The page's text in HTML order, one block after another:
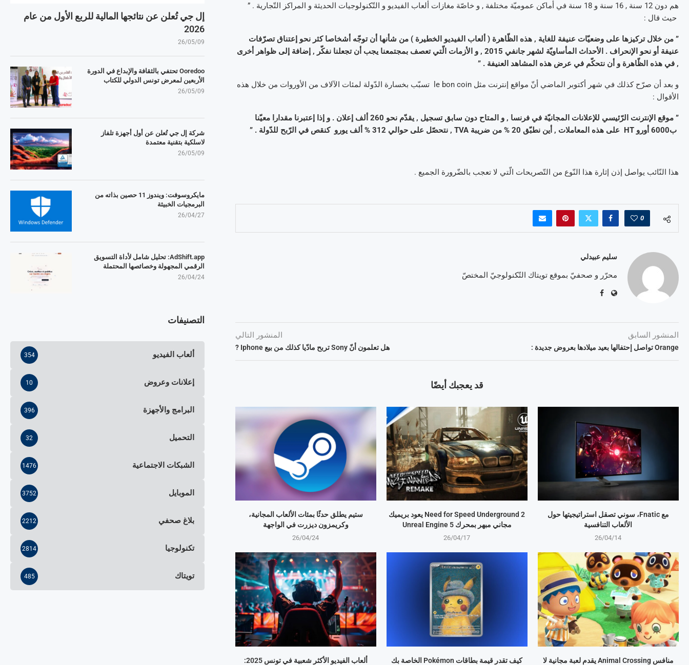
هم دون 12 سنة , 16 سنة و 18 سنة في أماكن عموميّة مختلفة , و خاصّة مغازات ألعاب الفيديو و التّكنولوجيات الحديثة و المراكز التّجارية . ”
حيث قال :
” من خلال تركيزها على وضعيّات عنيفة للغاية , هذه الظّاهرة ( ألعاب الفيديو الخطيرة ) من شأنها أن توجّه أشخاصا كثر نحو إعتناق تصرّفات
عنيفة أو نحو الإنحراف . الأحداث المأساويّة لشهر جانفي 2015 , و الأزمات الّتي تعصف بمجتمعنا يجب أن تجعلنا نفكّر , إضافة إلى ظواهر أخرى
, في هذه الظّاهرة و أن نتحكّم في عرض هذه المشاهد العنيفة . ”
و بعد أن صرّح كذلك في شهر أكتوبر الماضي أنّ مواقع إنترنت مثل le bon coin تسبّب بخسارة الدّولة لمئات الآلاف من الأوروات من خلال هذه
الأقوال :
” موقع الإنترنت الرّئيسي للإعلانات المجانيّة في فرنسا , و المتاح دون سابق تسجيل , يقدّم نحو 260 ألف إعلان . و إذا إعتبرنا مقدارا معيّنا
ب6000 أورو HT على هذه المعاملات , أين نطبّق 20 % من ضريبة TVA , نتحصّل على حوالي 312 % ألف يورو كنقص في الرّبح للدّولة . ”
هذا النّائب يواصل إذن إثارة هذا النّوع من التّصريحات الّتي لا تعجب بالضّرورة الجميع .
0
سليم عبيدلي
محرّر و صحفيّ بموقع تويتاك التّكنولوجيّ المختصّ
المنشور السابق
Orange تواصل إحتفالها بعيد ميلادها بعروض جديدة :
المنشور التالي
هل تعلمون أنّ Sony تربح مادّيا كذلك من بيع Iphone ?
قد يعجبك أيضًا
ستيم يطلق حدثًا بمئات الألعاب المجانية،
وكريمزون ديزرت في الواجهة
26/04/24
Need for Speed Underground 2 يعود بريميك
مجاني مبهر بمحرك Unreal Engine 5
26/04/17
مع Fnatic، سوني تصقل استراتيجيتها حول
الألعاب التنافسية
26/04/14
ألعاب الفيديو الأكثر شعبية في تونس 2025:
كيف تقدر قيمة بطاقات Pokémon الخاصة بك
منافس Animal Crossing يقدم لعبة مجانية لا
إل جي تُعلن عن نتائجها المالية للربع الأول من عام
2026
26/05/09
Ooredoo تحتفي بالثقافة والإبداع في الدورة
الأربعين لمعرض تونس الدولي للكتاب
26/05/09
شركة إل جي تُعلن عن أول أجهزة تلفاز
لاسلكية بتقنية معتمدة
26/05/09
مايكروسوفت: ويندوز 11 حصين بذاته من
البرمجيات الخبيثة
26/04/27
AdShift.app: تحليل شامل لأداة التسويق
الرقمي المجهولة وخصائصها المحتملة
26/04/24
التصنيفات
ألعاب الفيديو 354
إعلانات وعروض 10
البرامج والأجهزة 396
التحميل 32
الشبكات الاجتماعية 1476
الموبايل 3752
بلاغ صحفي 2212
تكنولوجيا 2814
تويتاك 485